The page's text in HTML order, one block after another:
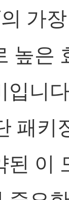
가
높은
입니
패키
된 이